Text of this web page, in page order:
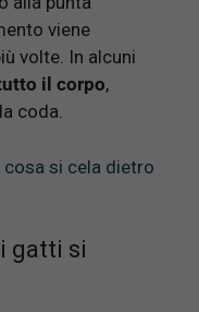
viene
volte. In alcuni
il corpo,
coda.
si cela dietro
gatti si